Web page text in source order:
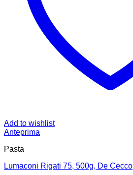
Add to wishlist
Anteprima
Pasta
Lumaconi Rigati 75, 500g, De Cecco